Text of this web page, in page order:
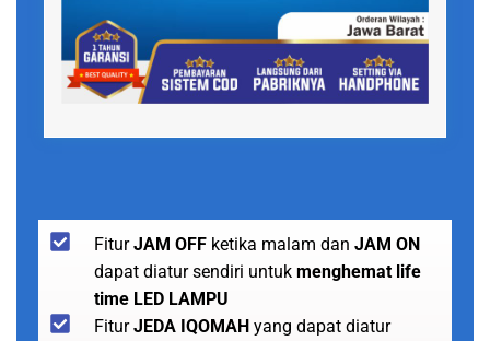
FiturJAM OFF ketika malam dan JAM ON
dapat diatur sendiri untuk menghemat life
time LED LAMPU
FiturJEDA IQOMAH yang dapat diatur